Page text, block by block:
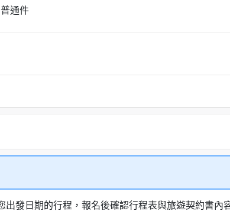
通件
出發日期的行程，報名後確認行程表與旅遊契約書